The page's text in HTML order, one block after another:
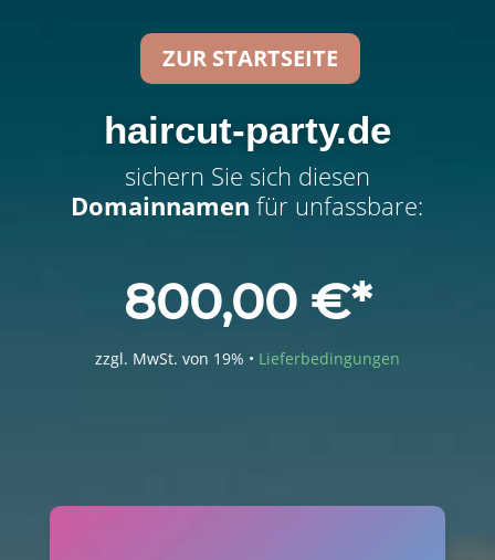
haircut-party.de
sichern Sie sich diesen
Domainnamen für unfassbare:
800,00 €
zzgl. MwSt. von 19% • Lieferbedingungen
ZUR STARTSEITE